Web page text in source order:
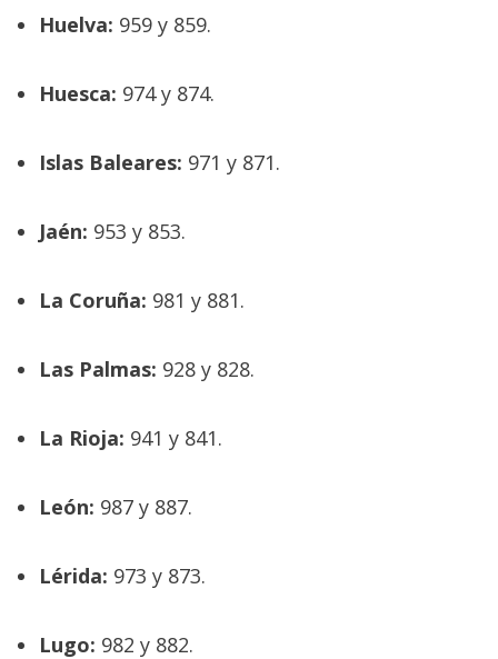
Huelva: 959 y 859.
Huesca: 974 y 874.
Islas Baleares: 971 y 871.
Jaén: 953 y 853.
La Coruña: 981 y 881.
Las Palmas: 928 y 828.
La Rioja: 941 y 841.
León: 987 y 887.
Lérida: 973 y 873.
Lugo: 982 y 882.